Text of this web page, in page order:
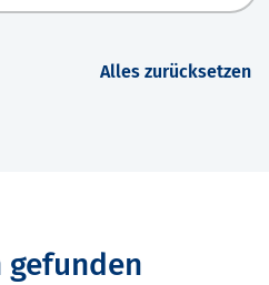
Alles zurücksetzen